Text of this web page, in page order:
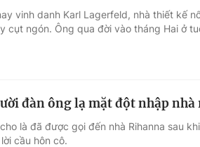
vinh danh Karl Lagerfeld, nhà thiết kế
cụt ngón. Ông qua đời vào tháng Hai ở
đàn ông lạ mặt đột nhập nhà
là đã được gọi đến nhà Rihanna sau
cầu hôn cô.